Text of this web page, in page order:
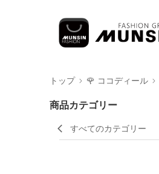
トップ 🌹 ココディール
商品カテゴリー
すべてのカテゴリー